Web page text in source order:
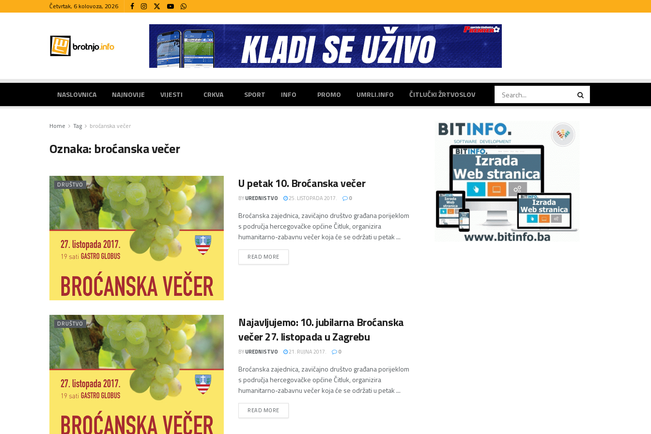
Četvrtak, 6 kolovoza, 2026
NASLOVNICA NAJNOVIJE VIJESTI CRKVA SPORT INFO PROMO UMRLI.INFO ČITLUČKI ŽRTVOSLOV
Home Tag broćanska večer
Oznaka: broćanska večer
DRUŠTVO U petak 10. Broćanska večer
BYUREDNISTVO 25. LISTOPADA 2017. 0
Broćanska zajednica, zavičajno društvo građana porijeklom
s područja hercegovačke općine Čitluk, organizira
humanitarno-zabavnu večer koja će se održati u petak ...
READ MOREDETAILS
DRUŠTVO
Najavljujemo: 10. jubilarna Broćanska
večer 27. listopada u Zagrebu
BYUREDNISTVO 21. RUJNA 2017. 0
Broćanska zajednica, zavičajno društvo građana porijeklom
s područja hercegovačke općine Čitluk, organizira
humanitarno-zabavnu večer koja će se održati u petak ...
READ MOREDETAILS